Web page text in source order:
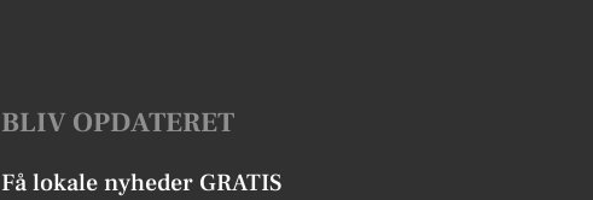
BLIV OPDATERET
Få lokale nyheder GRATIS